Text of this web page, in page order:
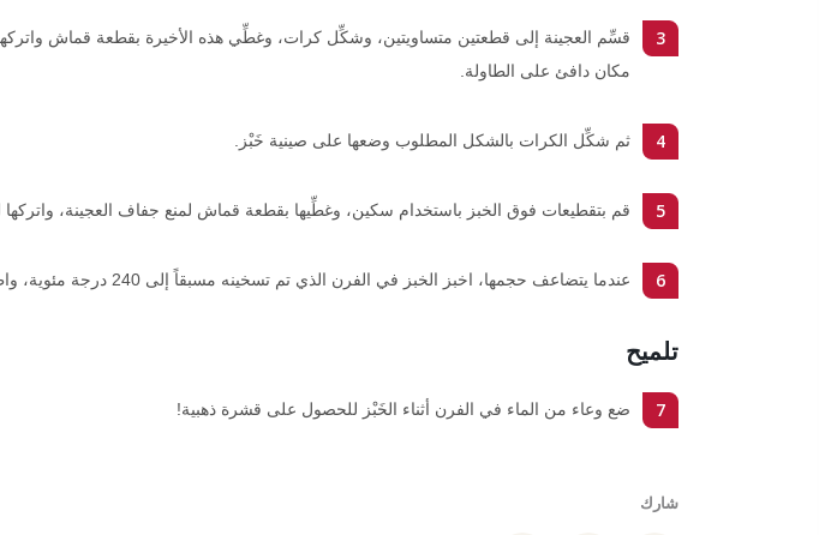
3
مكان دافئ على الطاولة.
4 ثم شكِّل الكرات بالشكل المطلوب وضعها على صينية خَبْز.
5 قم بتقطيعات فوق الخبز باستخدام سكين، وغطِّيها بقطعة قماش لمنع جفاف العجينة، واتركها لمدة 45
6 عندما يتضاعف حجمها، اخبز الخبز في الفرن الذي تم تسخينه مسبقاً إلى 240 درجة مئوية، واطهي لمدة 35 دقيقة.
تلميح
7 ضع وعاء من الماء في الفرن أثناء الخَبْز للحصول على قشرة ذهبية!
شارك